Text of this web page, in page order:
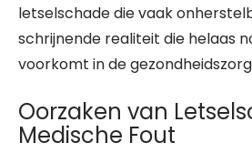
letselschade die vaak
schrijnende realiteit die helaas
voorkomt in de
Oorzaken van
Medische Fout